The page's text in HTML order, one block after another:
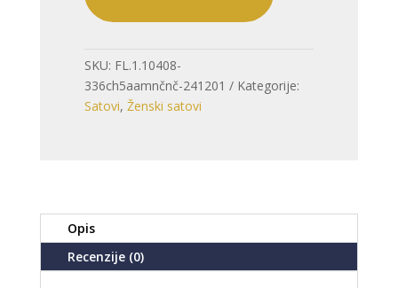
SKU: FL.1.10408-
336ch5aamnčnč-241201
Kategorije:
Satovi, Ženski satovi
Opis
Recenzije (0)